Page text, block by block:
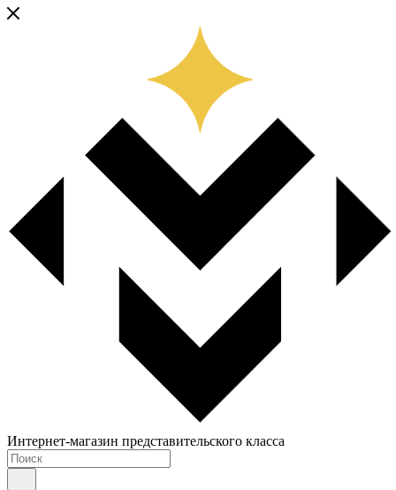
Интернет-магазин представительского класса